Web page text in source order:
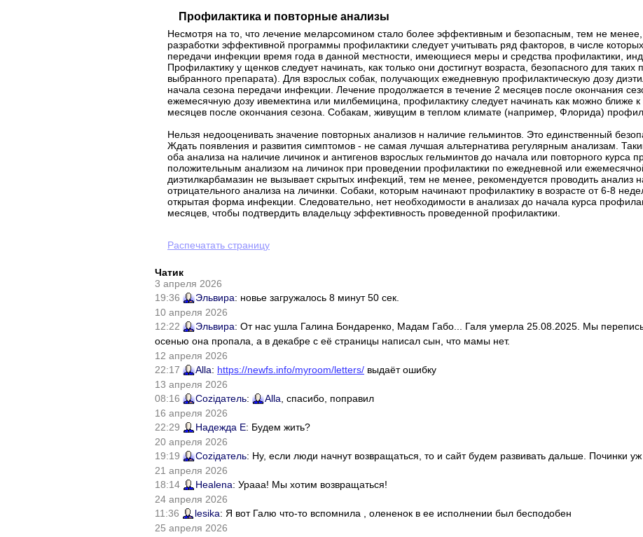
Профилактика и повторные анализы
Несмотря на то, что лечение меларсомином стало более эффективным и безопасным, тем не
разработки эффективной программы профилактики следует учитывать ряд факторов, в числе
передачи инфекции время года в данной местности, имеющиеся меры и средства профилактики,
Профилактику у щенков следует начинать, как только они достигнут возраста, безопасного для
выбранного препарата). Для взрослых собак, получающих ежедневную профилактическую дозу
начала сезона передачи инфекции. Лечение продолжается в течение 2 месяцев после окончания
ежемесячную дозу ивемектина или милбемицина, профилактику следует начинать как можно ближе
месяцев после окончания сезона. Собакам, живущим в теплом климате (например, Флорида)
Нельзя недооценивать значение повторных анализов н наличие гельминтов. Это единственный
Ждать появления и развития симптомов - не самая лучшая альтернатива регулярным анализам.
оба анализа на наличие личинок и антигенов взрослых гельминтов до начала или повторного курса
положительным анализом на личинок при проведении профилактики по ежедневной или
диэтилкарбамазин не вызывает скрытых инфекций, тем не менее, рекомендуется проводить анализ
отрицательного анализа на личинки. Собаки, которым начинают профилактику в возрасте от 6-8
открытая форма инфекции. Следовательно, нет необходимости в анализах до начала курса
месяцев, чтобы подтвердить владельцу эффективность проведенной профилактики.
Распечатать страницу
Чатик
3 апреля 2026
19:36
Эльвира: новье загружалось 8 минут 50 сек.
10 апреля 2026
12:22
Эльвира: От нас ушла Галина Бондаренко, Мадам Габо... Галя умерла 25.08.2025. Мы
осенью она пропала, а в декабре с её страницы написал сын, что мамы нет.
12 апреля 2026
22:17
Alla: https://newfs.info/myroom/letters/ выдаёт ошибку
13 апреля 2026
08:16
Соziдатель: Alla , спасибо, поправил
16 апреля 2026
22:29
Надежда Е: Будем жить?
20 апреля 2026
19:19
Соziдатель: Ну, если люди начнут возвращаться, то и сайт будем развивать дальше. Починки
21 апреля 2026
18:14
Healena: Урааа! Мы хотим возвращаться!
24 апреля 2026
11:36
lesika: Я вот Галю что-то вспомнила , олененок в ее исполнении был бесподобен
25 апреля 2026